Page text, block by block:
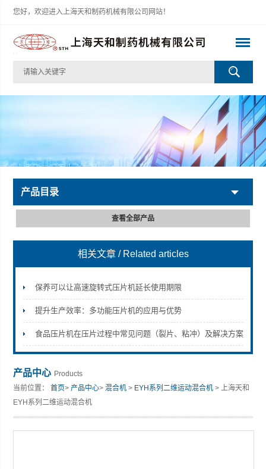
您好，欢迎进入上海天和制药机械有限公司网站！
上海天和制药机械有限公司
产品目录
查看全部产品
相关文章 / Related articles
保养可以让高速旋转式压片机延长使用期限
提升生产效率：多功能压片机的应用与优势
食品压片机在压片过程中常见问题（裂片、粘冲）及解决方案
产品中心 Products
当前位置：首页>产品中心>混合机 > EYH系列二维运动混合机 > 上海天和
EYH系列二维运动混合机